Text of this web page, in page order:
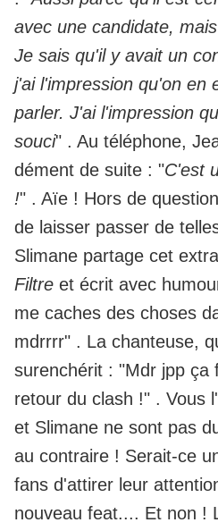
avec une candidate,
Je sais qu'il y avait un
j'ai l'impression qu'on en
parler. J'ai l'impression
souci" . Au téléphone,
dément de suite : "C'est
!" . Aïe ! Hors de
de laisser passer de
Slimane partage cet
Filtre et écrit avec
me caches des choses
mdrrrr" . La chanteuse,
surenchérit : "Mdr jpp ça
retour du clash !" . Vous
et Slimane ne sont pas
au contraire ! Serait-ce
fans d'attirer leur
nouveau feat.... Et non !